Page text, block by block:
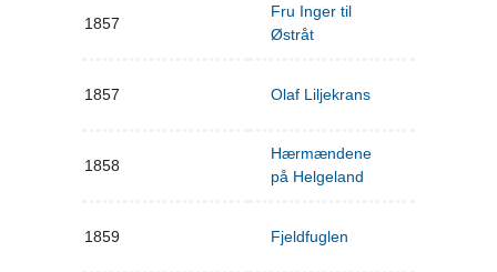
1857
Fru Inger til
Østråt
1857 Olaf Liljekrans
1858
Hærmændene
på Helgeland
1859 Fjeldfuglen